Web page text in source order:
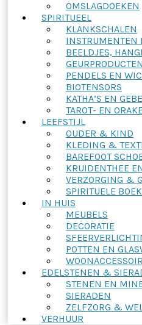
OMSLAGDOEKEN
SPIRITUEEL
KLANKSCHALEN
INSTRUMENTEN
BEELDJES,
GEURPRODUCTEN
PENDELS EN
BIOTENSORS
KATHA’S EN
TAROT- EN
LEEFSTIJL
OUDER & KIND
KLEDING &
BAREFOOT
KRUIDENTHEE
VERZORGING &
SPIRITUELE
IN HUIS
MEUBELS
DECORATIE
POTTEN EN
EDELSTENEN &
STENEN EN
SIERADEN
ZELFZORG &
VERHUUR